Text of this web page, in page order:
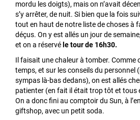
mordu les doigts), mais on n’avait
s’y arrêter, de nuit. Si bien que la fois
tout en haut de notre liste de choses à
déçus. On y est allés un jour de
et on a réservé le tour de 16h30.
Il faisait une chaleur à tomber. Comme
temps, et sur les conseils du personnel
sympas là-bas dedans), on est allés
patienter (en fait il était trop tôt et tous
On a donc fini au comptoir du Sun, à
giftshop, avec un petit soda.